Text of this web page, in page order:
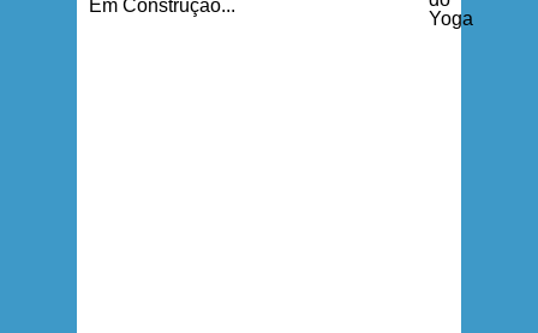
Em Construção...